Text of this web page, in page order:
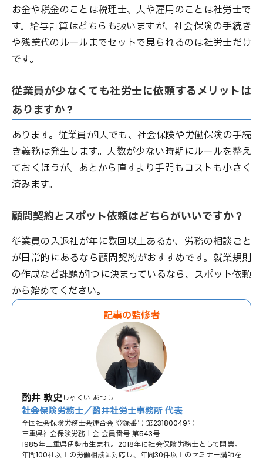
お金や税金のことは税理士、人や雇用のことは社労士で
す。給与計算はどちらも扱いますが、社会保険の手続き
や残業代のルールまでセットで見られるのは社労士だけ
です。
従業員が少なくても社労士に依頼するメリットは
ありますか？
あります。従業員が1人でも、社会保険や労働保険の手続
き義務は発生します。人数が少ない時期にルールを整え
ておくほうが、あとから直すより手間もコストも小さく
済みます。
顧問契約とスポット依頼はどちらがいいですか？
従業員の入退社が年に数回以上あるか、労務の相談ごと
が日常的にあるなら顧問契約がおすすめです。就業規則
の作成など課題が1つに決まっているなら、スポット依頼
から始めてください。
記事の監修者
酌井 敦史しゃくい あつし
社会保険労務士／酌井社労士事務所 代表
全国社会保険労務士会連合会 登録番号 第23180049号
三重県社会保険労務士会 会員番号 第543号
1985年三重県伊勢市生まれ。2018年に社会保険労務士として開業。
年間100社以上の労働相談に対応し、年間30件以上のセミナー講師を